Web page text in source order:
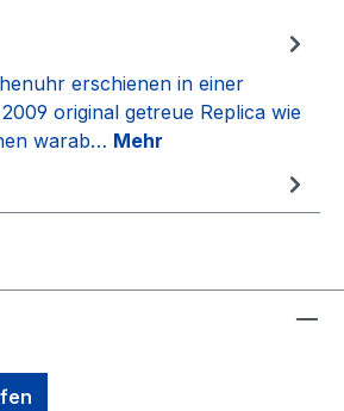
erschienen in einer
original getreue Replica wie
warab… Mehr